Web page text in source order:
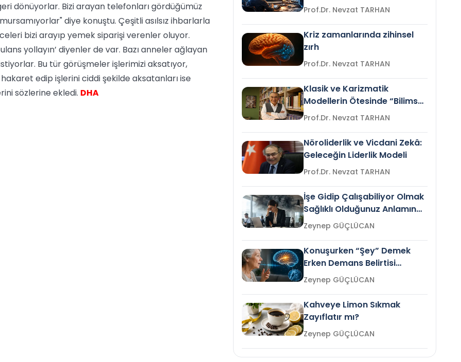
dönüyorlar. Bizi arayan telefonları gördüğümüz
diye konuştu. Çeşitli asılsız ihbarlarla
bizi arayıp yemek siparişi verenler oluyor.
yollayın’ diyenler de var. Bazı anneler ağlayan
Bu tür görüşmeler işlerimizi aksatıyor,
edip işlerini ciddi şekilde aksatanları ise
sözlerine ekledi. DHA
Prof.Dr. Nevzat TARHAN
Kriz zamanlarında zihinsel
zırh
Prof.Dr. Nevzat TARHAN
Klasik ve Karizmatik
Modellerin Ötesinde “Bilimsel
Liderlik”
Prof.Dr. Nevzat TARHAN
Nöroliderlik ve Vicdani Zekâ:
Geleceğin Liderlik Modeli
Prof.Dr. Nevzat TARHAN
İşe Gidip Çalışabiliyor Olmak
Sağlıklı Olduğunuz Anlamına
Gelir mi?Zeynep GÜÇLÜCAN
Konuşurken “Şey” Demek
Erken Demans Belirtisi
Olabilir mi?Zeynep GÜÇLÜCAN
Kahveye Limon Sıkmak
Zayıflatır mı?
Zeynep GÜÇLÜCAN